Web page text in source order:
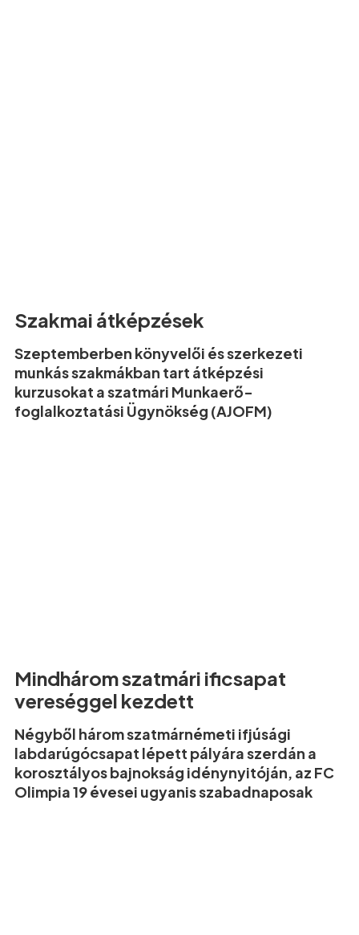
Szakmai átképzések
Szeptemberben könyvelői és szerkezeti
munkás szakmákban tart átképzési
kurzusokat a szatmári Munkaerő-
foglalkoztatási Ügynökség (AJOFM)
Mindhárom szatmári ificsapat
vereséggel kezdett
Négyből három szatmárnémeti ifjúsági
labdarúgócsapat lépett pályára szerdán a
korosztályos bajnokság idénynyitóján, az FC
Olimpia 19 évesei ugyanis szabadnaposak